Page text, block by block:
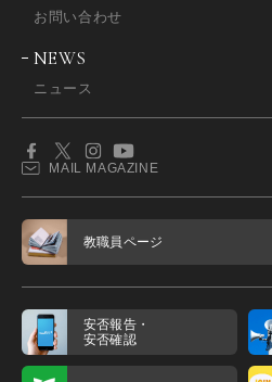
お問い合わせ
NEWS
ニュース
MAIL MAGAZINE
教職員ページ
安否報告・
安否確認